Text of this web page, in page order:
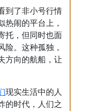
到了非小号行情
热闹的平台上，
托，但同时也面
险。这种孤独，
方向的航船，让
现实生活中的人
的时代，人们之